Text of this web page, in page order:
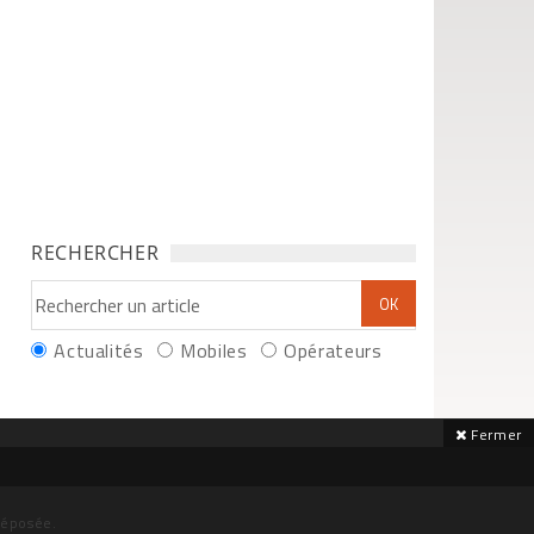
RECHERCHER
Actualités Mobiles Opérateurs
Fermer